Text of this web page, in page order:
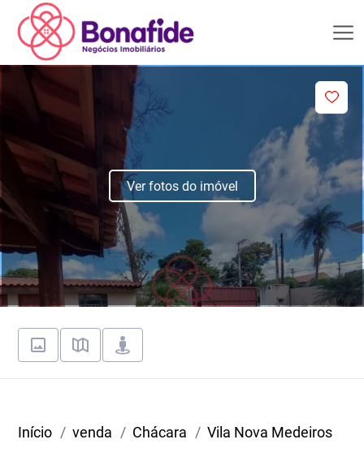
Ver fotos do imóvel
Início venda Chácara Vila Nova Medeiros